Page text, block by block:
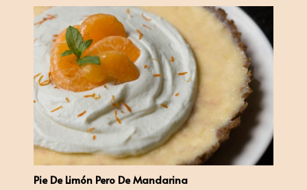
Pie De Limón Pero De Mandarina